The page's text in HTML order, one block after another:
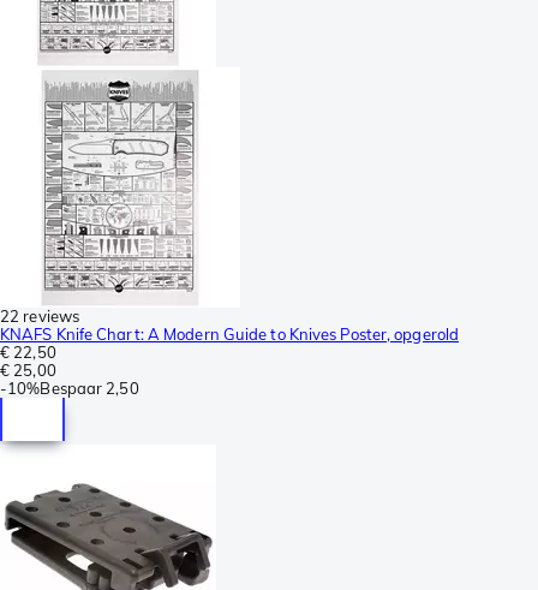
22 reviews
KNAFS Knife Chart: A Modern Guide to Knives Poster, opgerold
€ 22,50
€ 25,00
-10%Bespaar 2,50